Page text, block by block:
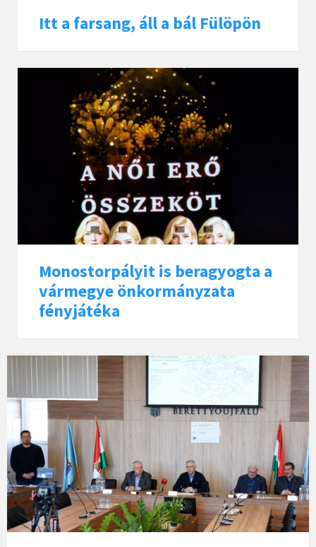
Itt a farsang, áll a bál Fülöpön
Monostorpályit is beragyogta a
vármegye önkormányzata
fényjátéka